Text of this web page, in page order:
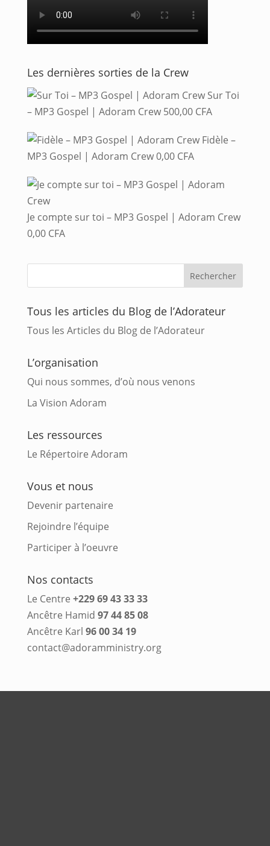
Les dernières sorties de la Crew
Sur Toi
– MP3 Gospel | Adoram Crew 500,00 CFA
Fidèle –
MP3 Gospel | Adoram Crew0,00 CFA
Je compte sur toi – MP3 Gospel | Adoram Crew
0,00 CFA
Tous les articles du Blog de l’Adorateur
Tous les Articles du Blog de l’Adorateur
L’organisation
Qui nous sommes, d’où nous venons
La Vision Adoram
Les ressources
Le Répertoire Adoram
Vous et nous
Devenir partenaire
Rejoindre l’équipe
Participer à l’oeuvre
Nos contacts
Le Centre +229 69 43 33 33
Ancêtre Hamid 97 44 85 08
Ancêtre Karl 96 00 34 19
contact@adoramministry.org